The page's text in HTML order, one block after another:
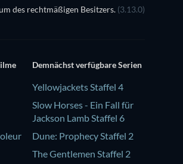
des rechtmäßigen Besitzers. (3.13.0)
Demnächst verfügbare Serien
Yellowjackets Staffel 4
Slow Horses - Ein Fall für
Jackson Lamb Staffel 6
Dune: Prophecy Staffel 2
The Gentlemen Staffel 2